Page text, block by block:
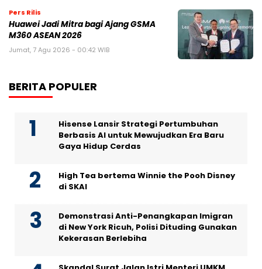
Pers Rilis
Huawei Jadi Mitra bagi Ajang GSMA
M360 ASEAN 2026
Jumat, 7 Agu 2026 - 00:42 WIB
BERITA POPULER
Hisense Lansir Strategi Pertumbuhan
Berbasis AI untuk Mewujudkan Era Baru
Gaya Hidup Cerdas
High Tea bertema Winnie the Pooh Disney
di SKAI
Demonstrasi Anti-Penangkapan Imigran
di New York Ricuh, Polisi Dituding Gunakan
Kekerasan Berlebiha